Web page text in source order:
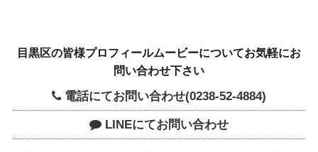
目黒区の皆様プロフィールムービーについてお気軽にお
問い合わせ下さい
電話にてお問い合わせ(0238-52-4884)
LINEにてお問い合わせ